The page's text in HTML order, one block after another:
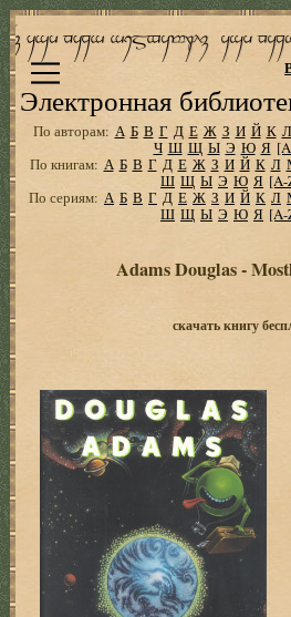
Электронная
По авторам: А Б В Г Д Е Ж З И Й К Л
Ч Ш Щ Ы Э Ю Я
По книгам: А Б В Г Д Е Ж З И Й К Л
Ш Щ Ы Э Ю Я
По сериям: А Б В Г Д Е Ж З И Й К Л
Ш Щ Ы Э Ю Я
Adams Douglas -
скачать книгу